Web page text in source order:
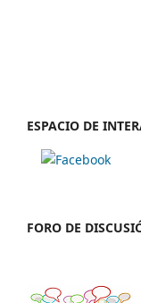
ESPACIO DE
FORO DE